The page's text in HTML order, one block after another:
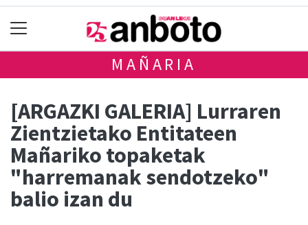
MAÑARIA
[ARGAZKI GALERIA] Lurraren
Zientzietako Entitateen
Mañariko topaketak
"harremanak sendotzeko"
balio izan du